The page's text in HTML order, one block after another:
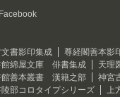
Facebook
書影印集成
尊経閣善本影
館綿屋文庫 俳書集成
天理
館善本叢書 漢籍之部
神宮
部コロタイプシリーズ
上